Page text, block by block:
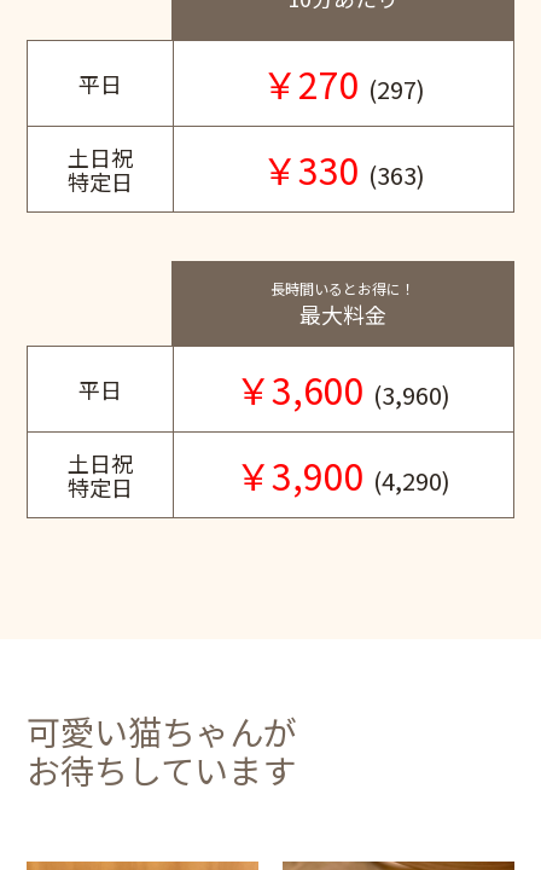
平日 ￥270 (297)
土日祝
特定日 ￥330 (363)
長時間いるとお得に！
最大料金
平日 ￥3,600 (3,960)
土日祝
特定日 ￥3,900 (4,290)
可愛い猫ちゃんが
お待ちしています